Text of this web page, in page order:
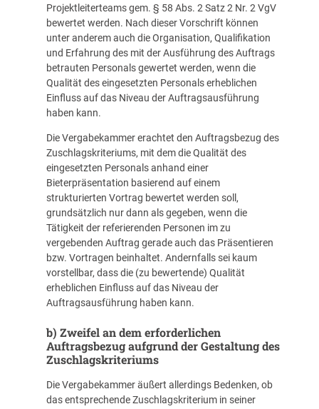
Projektleiterteams gem. § 58 Abs. 2 Satz 2 Nr. 2 VgV
bewertet werden. Nach dieser Vorschrift können
unter anderem auch die Organisation, Qualifikation
und Erfahrung des mit der Ausführung des Auftrags
betrauten Personals gewertet werden, wenn die
Qualität des eingesetzten Personals erheblichen
Einfluss auf das Niveau der Auftragsausführung
haben kann.
Die Vergabekammer erachtet den Auftragsbezug des
Zuschlagskriteriums, mit dem die Qualität des
eingesetzten Personals anhand einer
Bieterpräsentation basierend auf einem
strukturierten Vortrag bewertet werden soll,
grundsätzlich nur dann als gegeben, wenn die
Tätigkeit der referierenden Personen im zu
vergebenden Auftrag gerade auch das Präsentieren
bzw. Vortragen beinhaltet. Andernfalls sei kaum
vorstellbar, dass die (zu bewertende) Qualität
erheblichen Einfluss auf das Niveau der
Auftragsausführung haben kann.
b) Zweifel an dem erforderlichen
Auftragsbezugaufgrund der Gestaltung des
Zuschlagskriteriums
Die Vergabekammer äußert allerdings Bedenken, ob
das entsprechende Zuschlagskriterium in seiner